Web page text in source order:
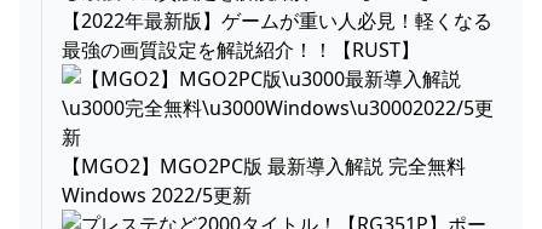
【2022年最新版】ゲームが重い人必見！軽くなる
最強の画質設定を解説紹介！！【RUST】
【MGO2】MGO2PC版 最新導入解説 完全無料
Windows 2022/5更新